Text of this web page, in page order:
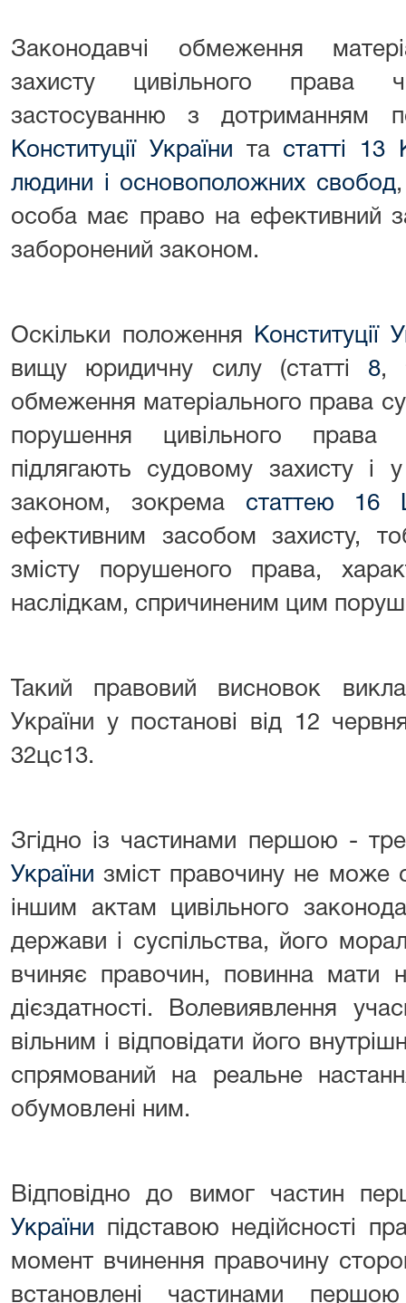
Законодавчі обмеження
захисту цивільного права
застосуванню з дотриманням
Конституції України та статті 13
людини і основоположних свобод
особа має право на ефективний
заборонений законом.
Оскільки положення
Конституції
вищу юридичну силу (статті 8,
обмеження матеріального права
порушення цивільного права
підлягають судовому захисту і
законом, зокрема статтею 16
ефективним засобом захисту,
змісту порушеного права,
наслідкам, спричиненим цим
Такий правовий висновок
України у постанові від 12
32цс13.
Згідно із частинами першою -
України зміст правочину не може
іншим актам цивільного
держави і суспільства, його
вчиняє правочин, повинна мати
дієздатності. Волевиявлення
вільним і відповідати його
спрямований на реальне
обумовлені ним.
Відповідно до вимог частин
України підставою недійсності
момент вчинення правочину
встановлені частинами